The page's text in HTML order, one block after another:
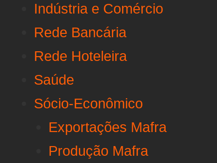
Indústria e Comércio
Rede Bancária
Rede Hoteleira
Saúde
Sócio-Econômico
Exportações Mafra
Produção Mafra